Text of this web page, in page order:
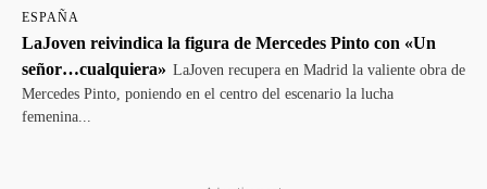
ESPAÑA
LaJoven reivindica la figura de Mercedes Pinto con «Un
señor…cualquiera» LaJoven recupera en Madrid la valiente obra de
Mercedes Pinto, poniendo en el centro del escenario la lucha
femenina...